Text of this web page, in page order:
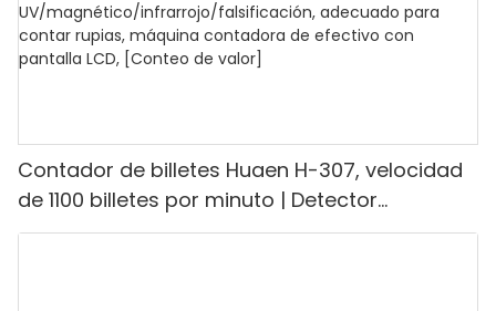
Contador de billetes Huaen H-307, velocidad
de 1100 billetes por minuto | Detector
UV/magnético/infrarrojo/falsificación,